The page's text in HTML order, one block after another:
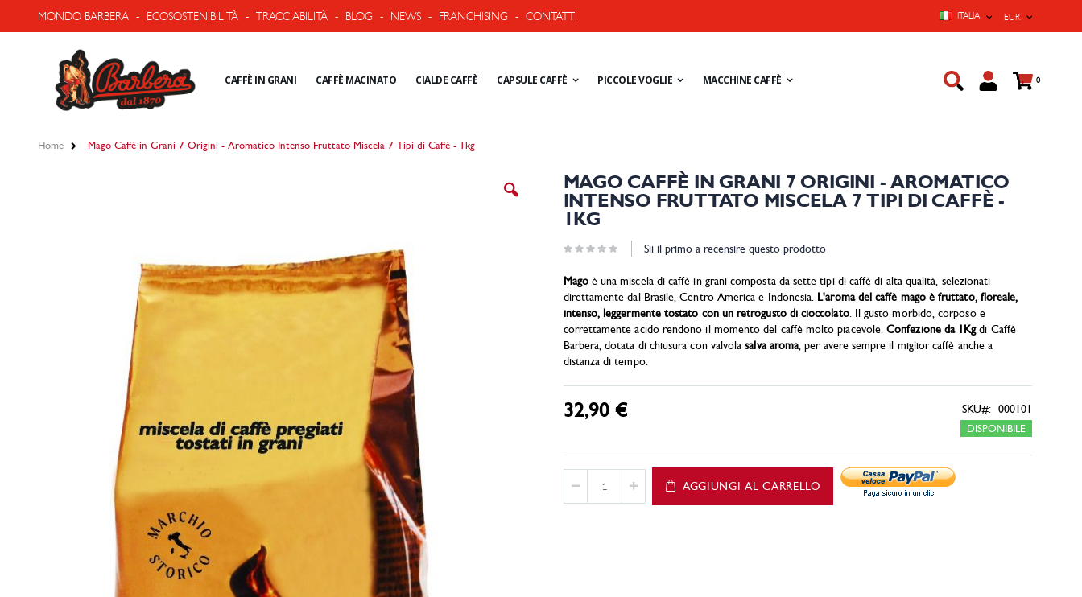
MONDO BARBERA - ECOSOSTENIBILITÀ - TRACCIABILITÀ - BLOG - NEWS - FRANCHISING - CONTATTI
EUR
ITALIA
CAFFÈ IN GRANI CAFFÈ MACINATO CIALDE CAFFÈ CAPSULE CAFFÈ PICCOLE VOGLIE MACCHINE CAFFÈ Cart
0prodotti
Home Mago Caffè in Grani 7 Origini - Aromatico Intenso Fruttato Miscela 7 Tipi di Caffè - 1kg
all'inizio
immagini
MAGO CAFFÈ IN GRANI 7 ORIGINI - AROMATICO
INTENSO FRUTTATO MISCELA 7 TIPI DI CAFFÈ -
1KG
Sii il primo a recensire questo prodotto
Magoè una miscela di caffè in grani composta da sette tipi di caffè di alta qualità, selezionati
direttamente dal Brasile, Centro America e Indonesia. L'aroma del caffè mago è fruttato, floreale,
intenso, leggermente tostato con un retrogusto di cioccolato. Il gusto morbido, corposo e
correttamente acido rendono il momento del caffè molto piacevole.Confezione da 1Kgdi Caffè
Barbera, dotata di chiusura con valvolasalva aroma, per avere sempre il miglior caffè anche a
distanza di tempo.
32,90 €
DISPONIBILE
SKU 000101
AGGIUNGI AL CARRELLO